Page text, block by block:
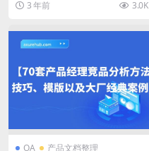
以通过各种方式与用...
3 年前 3.0K
OA 产品文档整理